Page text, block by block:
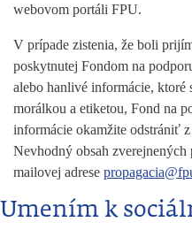
webovom portáli FPU.
V prípade zistenia, že boli
poskytnutej Fondom na
alebo hanlivé informácie, ktoré
morálkou a etiketou, Fond na
informácie okamžite odstrániť
Nevhodný obsah
mailovej adrese
Umením k